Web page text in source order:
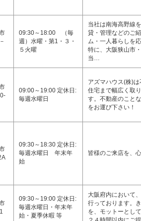
09:30～18:00 （毎
週）水曜・第1・３・
５火曜
当社は南海高野線
貸・管理などのご
ム・一人暮らしを
特に、大阪狭山市
当…
09:00～19:00 定休日:
毎週水曜日
アズマハウス(株)
住宅まで幅広く取
す。不動産のこと
をお運び下さい！
09:30～18:30 定休日:
毎週水曜日 年末年
始
皆様のご来店を、
09:30～19:00 定休日:
毎週水曜日・年末年
始・夏季休暇 等
大阪府内において
行っております。
を、モットーとし